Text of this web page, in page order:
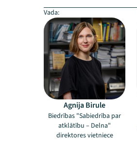
Vada:
Agnija Birule
Biedrības "Sabiedrība par
atklātību – Delna"
direktores vietniece